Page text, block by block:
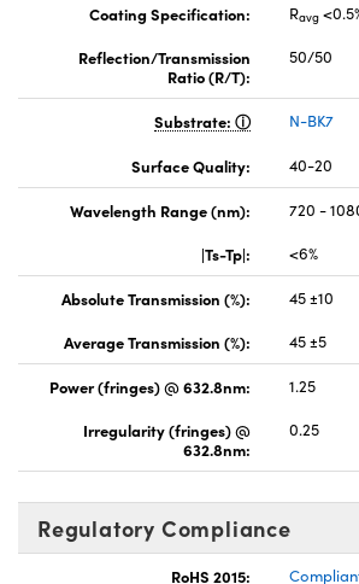
Coating Specification: Ravg
Reflection/Transmission
Ratio (R/T):
50/50
Substrate: N-BK7
Surface Quality: 40-20
Wavelength Range (nm):
720 -
|Ts-Tp|:
<6%
Absolute Transmission (%):
45 ±10
Average Transmission (%):
45 ±5
Power (fringes) @ 632.8nm:
1.25
Irregularity (fringes) @
632.8nm:
0.25
Regulatory Compliance
RoHS 2015: